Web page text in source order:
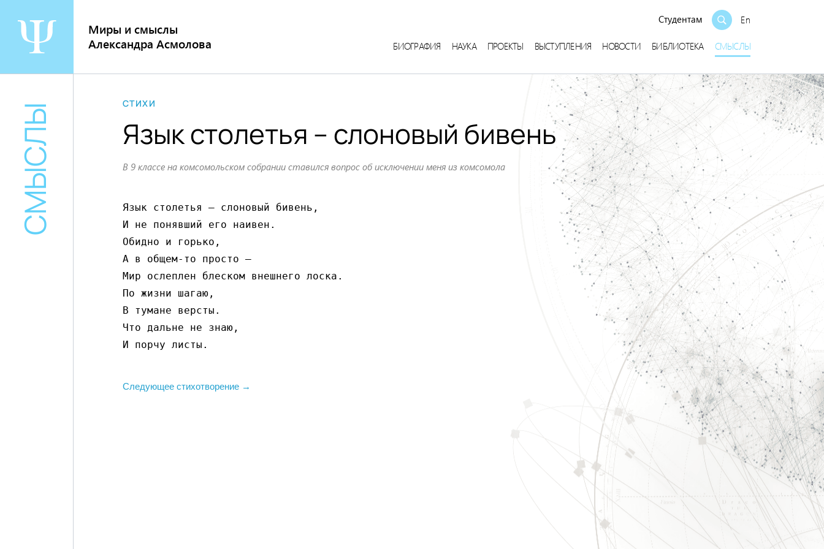
содержанию
Миры и смыслы
Александра Асмолова
Студентам En
БИОГРАФИЯ НАУКА ПРОЕКТЫ ВЫСТУПЛЕНИЯ НОВОСТИ БИБЛИОТЕКА СМЫСЛЫ
СМЫСЛЫ СТИХИ
Язык столетья – слоновый бивень
В 9 классе на комсомольском собрании ставился вопрос об исключении меня из комсомола
Язык столетья – слоновый бивень,
И не понявший его наивен.
Обидно и горько,
А в общем-то просто –
Мир ослеплен блеском внешнего лоска.
По жизни шагаю,
В тумане версты.
Что дальне не знаю,
И порчу листы.
Следующее стихотворение →